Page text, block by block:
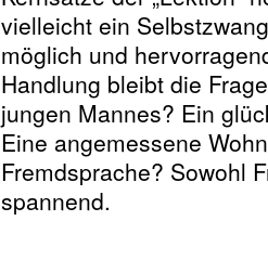
vielleicht ein
möglich und
Handlung bleibt die
jungen Mannes? Ein
Eine angemessene
Fremdsprache? Sowohl
spannend.